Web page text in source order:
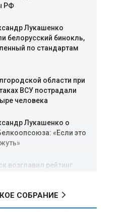
РФ
Лукашенко
белорусский бинокль,
по стандартам
области при
ВСУ пострадали
человека
Лукашенко о
«Если это
возглавил рейтинг
РФ: при
СОБРАНИЕ